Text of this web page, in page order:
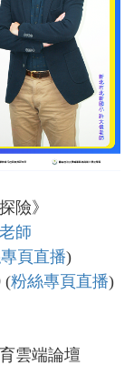
險》
師
頁直播)
(粉絲專頁直播)
雲端論壇